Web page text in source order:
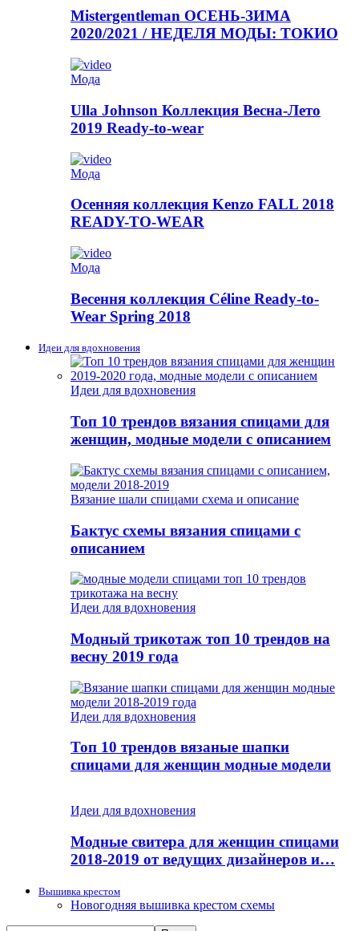
Mistergentleman ОСЕНЬ-ЗИМА
2020/2021 / НЕДЕЛЯ МОДЫ: ТОКИО
Мода
Ulla Johnson Коллекция Весна-Лето
2019 Ready-to-wear
Мода
Осенняя коллекция Kenzo FALL 2018
READY-TO-WEAR
Мода
Весення коллекция Céline Ready-to-
Wear Spring 2018
Идеи для вдохновения
Идеи для вдохновения
Топ 10 трендов вязания спицами для
женщин, модные модели с описанием
Вязание шали спицами схема и описание
Бактус схемы вязания спицами с
описанием
Идеи для вдохновения
Модный трикотаж топ 10 трендов на
весну 2019 года
Идеи для вдохновения
Топ 10 трендов вязаные шапки
спицами для женщин модные модели
Идеи для вдохновения
Модные свитера для женщин спицами
2018-2019 от ведущих дизайнеров и…
Вышивка крестом
Новогодняя вышивка крестом схемы